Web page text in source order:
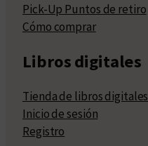
Pick-Up Puntos de retiro
Cómo comprar
Libros digitales
Tienda de libros digitales
Inicio de sesión
Registro